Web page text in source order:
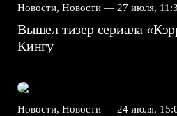
Новости, Новости — 27 июля,
Вышел тизер сериала
Кингу
Новости, Новости — 24 июля,